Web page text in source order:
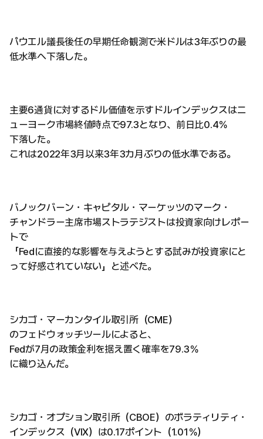
パウエル議長後任の早期任命観測で米ドルは3年ぶりの最
低水準へ下落した。
主要6通貨に対するドル価値を示すドルインデックスはニ
ューヨーク市場終値時点で97.3となり、前日比0.4％
下落した。
これは2022年3月以来3年3カ月ぶりの低水準である。
バノックバーン・キャピタル・マーケッツのマーク・
チャンドラー主席市場ストラテジストは投資家向けレポー
トで
「Fedに直接的な影響を与えようとする試みが投資家にと
って好感されていない」と述べた。
シカゴ・マーカンタイル取引所（CME）
のフェドウォッチツールによると、
Fedが7月の政策金利を据え置く確率を79.3％
に織り込んだ。
シカゴ・オプション取引所（CBOE）のボラティリティ・
インデックス（VIX）は0.17ポイント（1.01％）